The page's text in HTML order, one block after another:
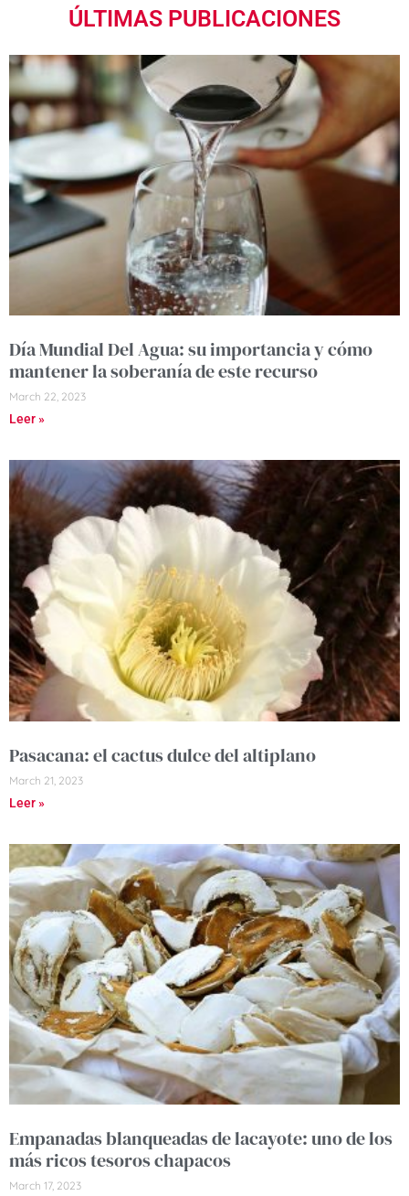
ÚLTIMAS PUBLICACIONES
Día Mundial Del Agua: su importancia y cómo
mantener la soberanía de este recurso
March 22, 2023
Leer »
Pasacana: el cactus dulce del altiplano
March 21, 2023
Leer »
Empanadas blanqueadas de lacayote: uno de los
más ricos tesoros chapacos
March 17, 2023